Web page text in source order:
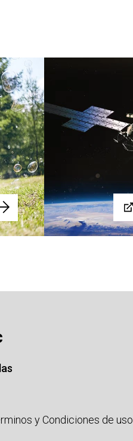
y Condiciones de uso